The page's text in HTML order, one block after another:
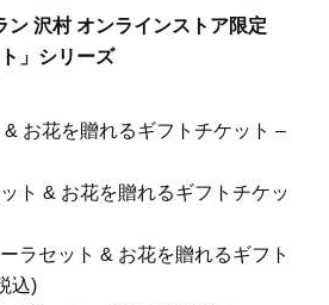
ン 沢村 オンラインストア限定
」シリーズ
& お花を贈れるギフトチケット –
ト & お花を贈れるギフトチケッ
ラセット & お花を贈れるギフト
込)